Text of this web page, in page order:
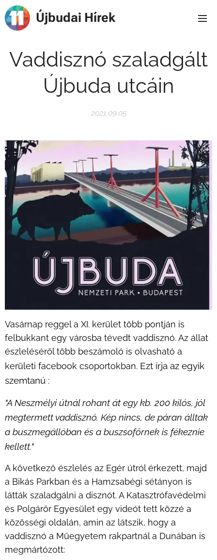
Újbudai Hírek
Vaddisznó szaladgált
Újbuda utcáin
2021.09.05
Vasárnap reggel a XI. kerület több pontján is
felbukkant egy városba tévedt vaddisznó. Az állat
észleléséről több beszámoló is olvasható a
kerületi facebook csoportokban. Ezt írja az egyik
szemtanú :
"A Neszmélyi útnál rohant át egy kb. 200 kilós, jól
megtermett vaddisznó. Kép nincs, de páran álltak
a buszmegállóban és a buszsofőrnek is fékeznie
kellett."
A következő észlelés az Egér útról érkezett, majd
a Bikás Parkban és a Hamzsabégi sétányon is
látták szaladgálni a disznót. A Katasztrófavédelmi
és Polgárőr Egyesület egy videót tett közzé a
közösségi oldalán, amin az látszik, hogy a
vaddisznó a Műegyetem rakpartnál a Dunában is
megmártózott: